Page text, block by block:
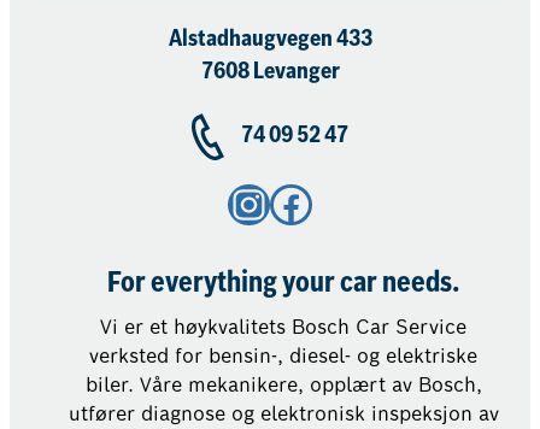
Alstadhaugvegen 433
7608 Levanger
74 09 52 47
Instagram Facebook
For everything your car needs.
Vi er et høykvalitets Bosch Car Service
verksted for bensin-, diesel- og elektriske
biler. Våre mekanikere, opplært av Bosch,
utfører diagnose og elektronisk inspeksjon av